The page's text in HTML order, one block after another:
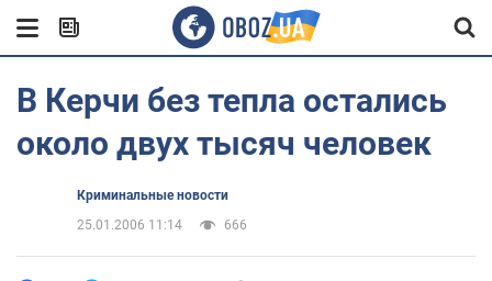
В Керчи без тепла остались
около двух тысяч человек
Криминальные новости
25.01.2006 11:14
666